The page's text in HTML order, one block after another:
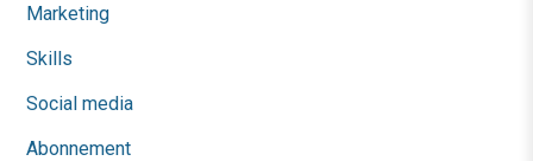
Marketing
Skills
Social media
Abonnement